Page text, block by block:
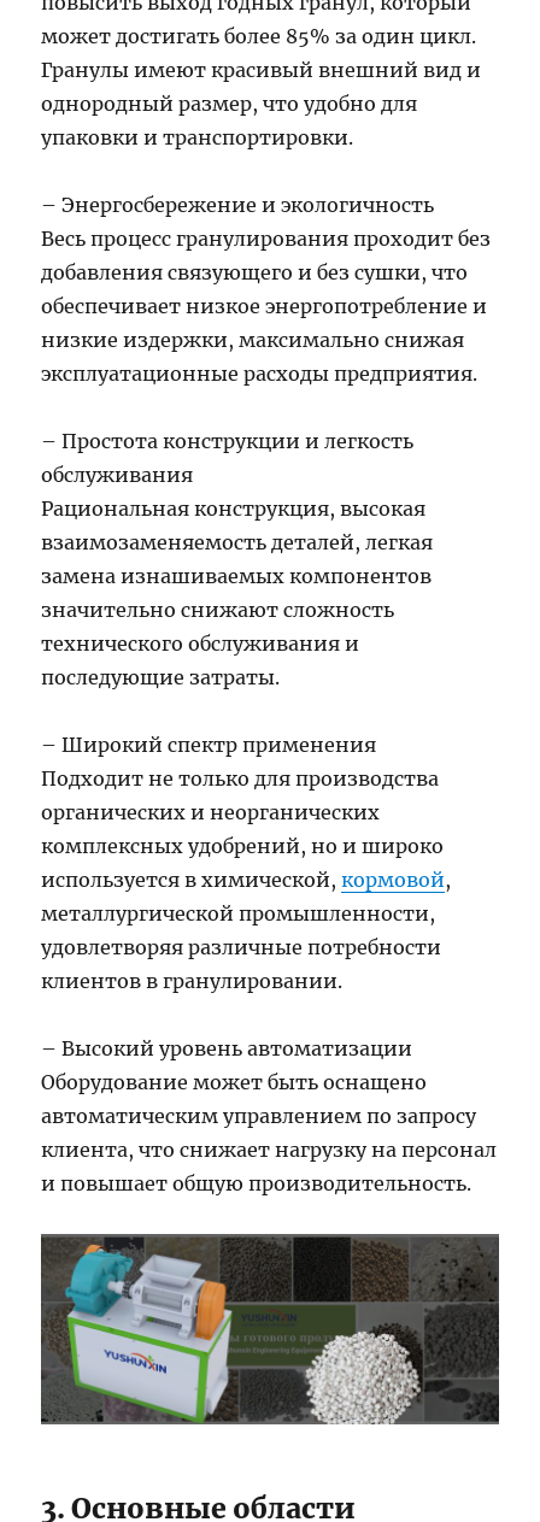
может достигать более 85% за один цикл.
Гранулы имеют красивый внешний вид и
однородный размер, что удобно для
упаковки и транспортировки.
– Энергосбережение и экологичность
Весь процесс гранулирования проходит без
добавления связующего и без сушки, что
обеспечивает низкое энергопотребление и
низкие издержки, максимально снижая
эксплуатационные расходы предприятия.
– Простота конструкции и легкость
обслуживания
Рациональная конструкция, высокая
взаимозаменяемость деталей, легкая
замена изнашиваемых компонентов
значительно снижают сложность
технического обслуживания и
последующие затраты.
– Широкий спектр применения
Подходит не только для производства
органических и неорганических
комплексных удобрений, но и широко
используется в химической,кормовой,
металлургической промышленности,
удовлетворяя различные потребности
клиентов в гранулировании.
– Высокий уровень автоматизации
Оборудование может быть оснащено
автоматическим управлением по запросу
клиента, что снижает нагрузку на персонал
и повышает общую производительность.
3. Основные области